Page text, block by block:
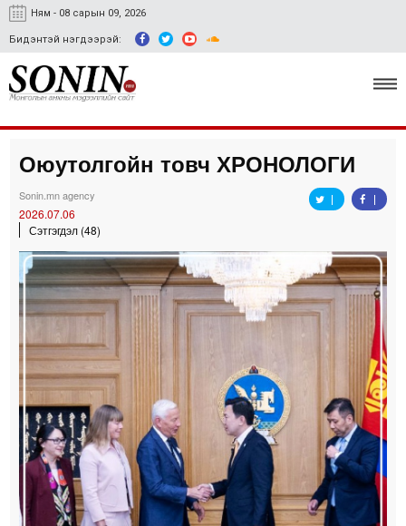
Ням - 08 сарын 09, 2026
Бидэнтэй нэгдээрэй:
Улс төр, эдийн засаг
Спорт
Easy news
Оюутолгойн товч ХРОНОЛОГИ
Sonin.mn agency
2026.07.06
Сэтгэгдэл (48)